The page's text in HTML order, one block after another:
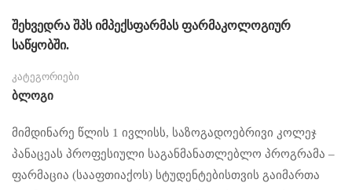
შეხვედრა შპს იმპექსფარმას ფარმაკოლოგიურ
საწყობში.
კატეგორიები
Ბლოგი
მიმდინარე წლის 1 ივლისს, საზოგადოებრივი კოლეჯ
პანაცეას პროფესიული საგანმანათლებლო პროგრამა –
ფარმაცია (სააფთიაქოს) სტუდენტებისთვის გაიმართა